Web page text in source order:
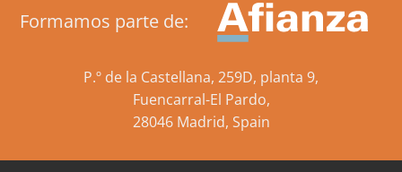
Formamos parte de:
P.º de la Castellana, 259D, planta 9,
Fuencarral-El Pardo,
28046 Madrid, Spain